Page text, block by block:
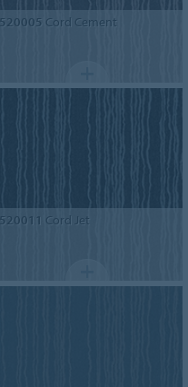
520005 Cord Cement
520011 Cord Jet